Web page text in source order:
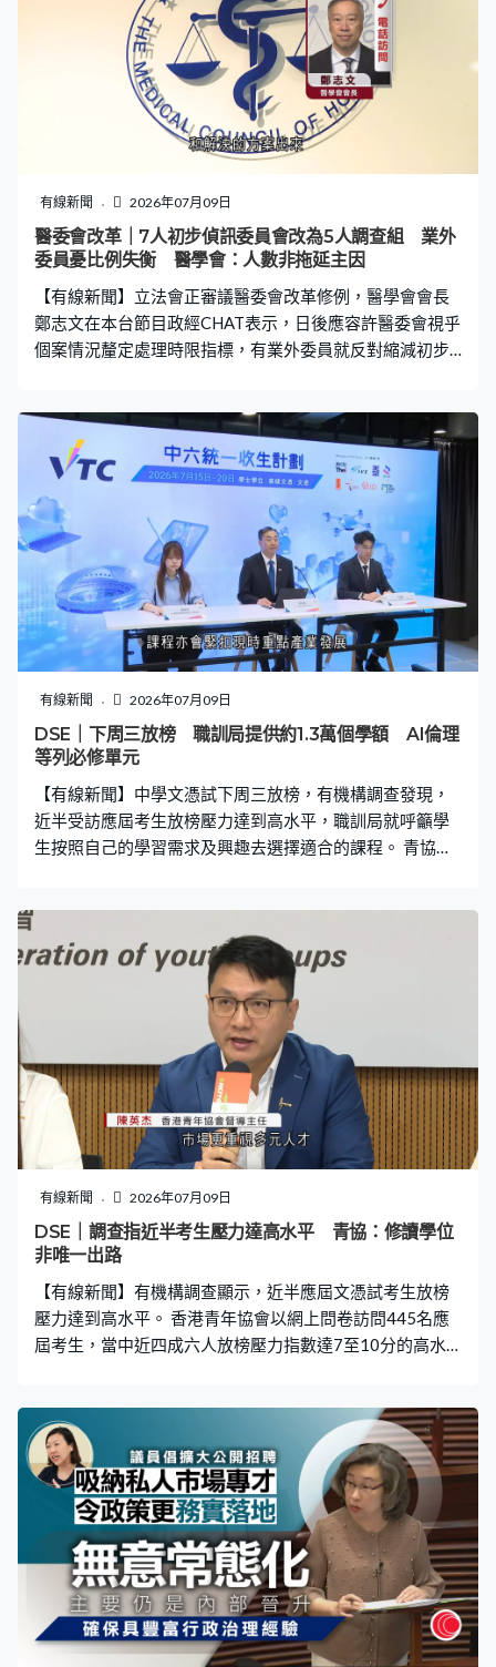
非常熱，很好可以把狗隻帶進來坐在裡面，毋須用外賣餐
具。」彭小姐：「方便很多，因為平時在外面真的很熱，
又要風扇吹著，這裡面又有冷氣，真的舒服很多，狗也舒
服多了。」 咖啡店在牆身加裝了一排掛勾，讓狗主可以勾
住狗繩。餐廳不可烹調狗隻食物，不過準備了鐵兜，方便
狗主自備食物，負責人期望可以吸引更多街坊光顧。咖啡
店負責人蘇先生：「大概有兩至三成（生意增長），因為
我們主要做居民客較多，較多人有養狗或不同寵物，相對
以往只能拒絕客人，因為本身餐廳（寵物）不能進入，但
法例生效後可以入來飲完、食完再離開也不遲。」 有養狗
蔚：「今次想不到有冰室和茶餐廳都有參加這
有線新聞 2026年07月09日
醫委會改革｜7人初步偵訊委員會改為5人調查組 業外
委員憂比例失衡 醫學會：人數非拖延主因
【有線新聞】立法會正審議醫委會改革修例，醫學會會長
鄭志文在本台節目政經CHAT表示，日後應容許醫委會視乎
個案情況釐定處理時限指標，有業外委員就反對縮減初步
序的目標時限，有醫委會成員認為，應該按每宗個案的複
雜程度釐定，不能一刀切。香港病人組織聯盟主席陳永
佳：「因為有時有些個案是專家證人給的時間，是可能很
長的、很久才可以給的。有時候或者在案件上可能需要律
政司給的指示，可能要多一點時間，我想這個可以容許這
個情況。」醫學會會長鄭志文：「我們整個目的是要有一
個公平處理，令到事件得到了解和解決的方案出來，所以
是需要久的便久，不需要久的就不要久，就不要純粹去追
時間。」 另一項改革是7人初步偵訊委員會改為5人的醫務
調查組，規定副主席由業外人士出任，以求成立更多調查
組同時處理投訴，作為業外委員的陳永佳有保留。陳永
佳：「現在我們有7個人，4個是醫務界的，3個是業外委
員，這個比例是很好的。主席和副主席都是醫生，他們能
容來說，是我們一些業外委員不太容易掌握到
有線新聞 2026年07月09日
DSE｜下周三放榜 職訓局提供約1.3萬個學額 AI倫理
等列必修單元
【有線新聞】中學文憑試下周三放榜，有機構調查發現，
近半受訪應屆考生放榜壓力達到高水平，職訓局就呼籲學
生按照自己的學習需求及興趣去選擇適合的課程。 青協於
生以入大學為主要目標。青協表示政府近年積極推動應用
科學大學發展，但近半受訪者卻從未聽聞應科大。 香港青
年協會督導主任陳英杰：「其實應用科學大學很好的是會
結合行業實習機會，讓學生無論在學術和技術方面都可以
學到，對於未來多元人才的培養來說是一個很重要的策
略。」 職訓局新學年提供約140項課程，共1.3萬個學額，
涵蓋學士、高級文憑及基礎課程文憑等課程，緊扣現時重
點產業發展，包括航空物流及體育與盛事經濟等，局方認
為課程有一定吸引力。 職業訓練局高級助理執行幹事郭龍
基：「其實現時香港的升學途徑比以前多了，已經沒有了
多年前『一試定生死』的情況，同學按照自己的學習需
求、興趣或將來發展去選擇適合的課程。」 職訓局過去3
半想進入職場的就業率亦達90%
有線新聞 2026年07月09日
DSE｜調查指近半考生壓力達高水平 青協：修讀學位
非唯一出路
【有線新聞】有機構調查顯示，近半應屆文憑試考生放榜
壓力達到高水平。 香港青年協會以網上問卷訪問445名應
屆考生，當中近四成六人放榜壓力指數達7至10分的高水
困難」，亦有近半受訪者未曾聽過應用科學大學，並優先
選擇傳統大學學位。 青協指考生人數上升和就業市場改
變，加劇學生憂慮，但修讀學位不是唯一出路。香港青年
協會督導主任陳英杰：「我們認為在人工智能時代，修讀
學位並非唯一提升學生競爭力的途徑，市場更重視多元人
才，甚至希望畢業生有相應的工作經驗，學生應透過自
學、職場實習或專案實作等方式提升個人競爭力。」